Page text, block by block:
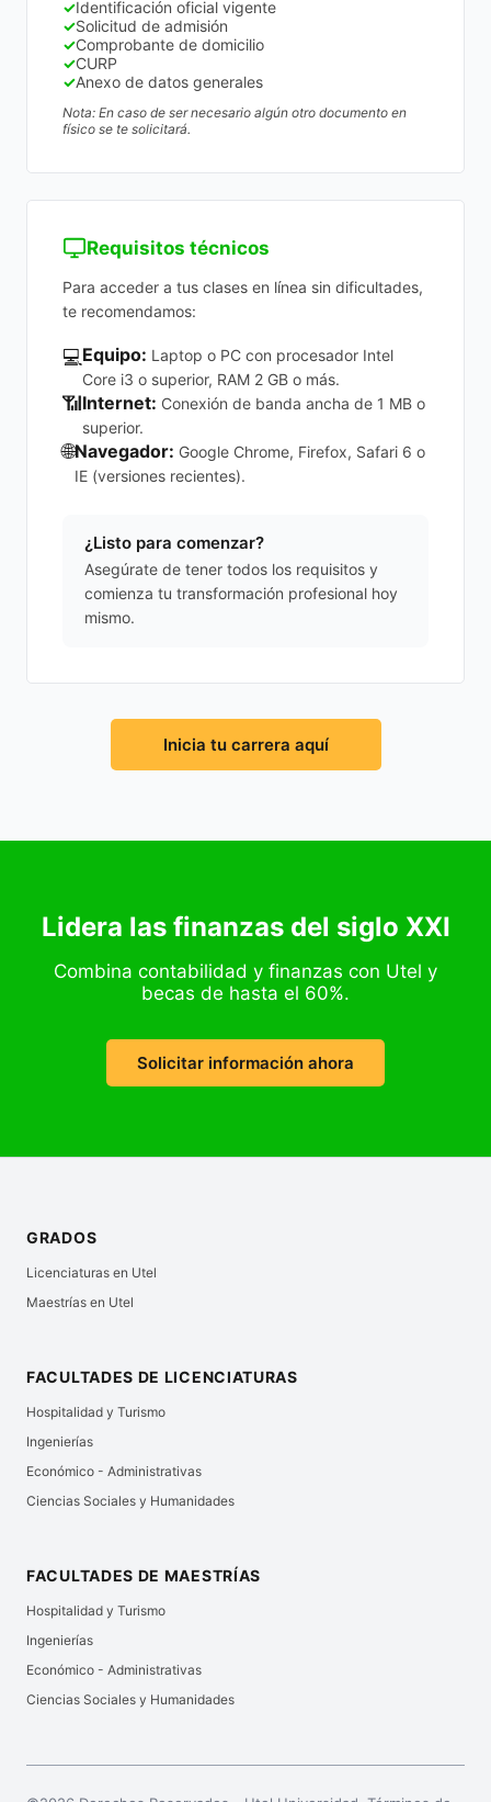
✓Identificación oficial vigente
✓Solicitud de admisión
✓Comprobante de domicilio
✓CURP
✓Anexo de datos generales
Nota: En caso de ser necesario algún otro documento en
físico se te solicitará.
Requisitos técnicos
Para acceder a tus clases en línea sin dificultades,
te recomendamos:
💻 Equipo: Laptop o PC con procesador Intel
Core i3 o superior, RAM 2 GB o más.
📶Internet: Conexión de banda ancha de 1 MB o
superior.
🌐Navegador: Google Chrome, Firefox, Safari 6 o
IE (versiones recientes).
¿Listo para comenzar?
Asegúrate de tener todos los requisitos y
comienza tu transformación profesional hoy
mismo.
Inicia tu carrera aquí
Lidera las finanzas del siglo XXI
Combina contabilidad y finanzas con Utel y
becas de hasta el 60%.
Solicitar información ahora
GRADOS
Licenciaturas en Utel
Maestrías en Utel
FACULTADES DE LICENCIATURAS
Hospitalidad y Turismo
Ingenierías
Económico - Administrativas
Ciencias Sociales y Humanidades
FACULTADES DE MAESTRÍAS
Hospitalidad y Turismo
Ingenierías
Económico - Administrativas
Ciencias Sociales y Humanidades